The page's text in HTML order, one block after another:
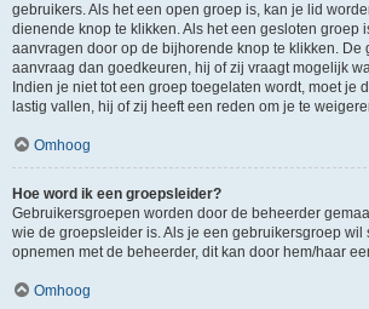
gebruikers. Als het een open groep is, kan je lid
dienende knop te klikken. Als het een gesloten groep
aanvragen door op de bijhorende knop te klikken. De
aanvraag dan goedkeuren, hij of zij vraagt mogelijk
Indien je niet tot een groep toegelaten wordt, moet je
lastig vallen, hij of zij heeft een reden om je te
Omhoog
Hoe word ik een groepsleider?
Gebruikersgroepen worden door de beheerder
wie de groepsleider is. Als je een gebruikersgroep wil
opnemen met de beheerder, dit kan door hem/haar
Omhoog